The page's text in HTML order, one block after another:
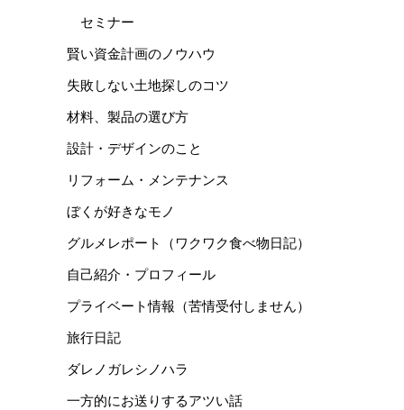
セミナー
賢い資金計画のノウハウ
失敗しない土地探しのコツ
材料、製品の選び方
設計・デザインのこと
リフォーム・メンテナンス
ぼくが好きなモノ
グルメレポート（ワクワク食べ物日記）
自己紹介・プロフィール
プライベート情報（苦情受付しません）
旅行日記
ダレノガレシノハラ
一方的にお送りするアツい話